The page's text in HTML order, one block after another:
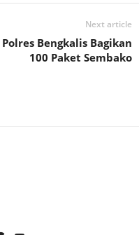
Next article
Polres Bengkalis Bagikan
100 Paket Sembako